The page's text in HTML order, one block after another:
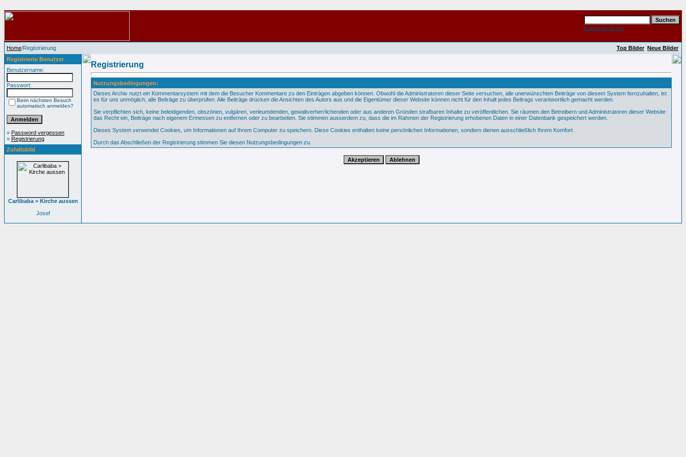
Erweiterte Suche
Home/Registrierung Top Bilder Neue Bilder
Registrierte Benutzer
Benutzername:
Passwort:
Beim nächsten Besuch
automatisch anmelden?
» Password vergessen
» Registrierung
Zufallsbild
Carlibaba > Kirche aussen
Josef
Registrierung
Nutzungsbedingungen:
Dieses Archiv nutzt ein Kommentarsystem mit dem die Besucher Kommentare zu den Einträgen abgeben können. Obwohl die Administratoren dieser Seite versuchen, alle unerwünschten Beiträge von diesem System fernzuhalten, ist
es für uns unmöglich, alle Beiträge zu überprüfen. Alle Beiträge drücken die Ansichten des Autors aus und die Eigentümer dieser Website können nicht für den Inhalt jedes Beitrags verantwortlich gemacht werden.
Sie verpflichten sich, keine beleidigenden, obszönen, vulgären, verleumdenden, gewaltverherrlichenden oder aus anderen Gründen strafbaren Inhalte zu veröffentlichen. Sie räumen den Betreibern und Administratoren dieser Website
das Recht ein, Beiträge nach eigenem Ermessen zu entfernen oder zu bearbeiten. Sie stimmen ausserdem zu, dass die im Rahmen der Registrierung erhobenen Daten in einer Datenbank gespeichert werden.
Dieses System verwendet Cookies, um Informationen auf Ihrem Computer zu speichern. Diese Cookies enthalten keine persönlichen Informationen, sondern dienen ausschließlich Ihrem Komfort.
Durch das Abschließen der Registrierung stimmen Sie diesen Nutzungsbedingungen zu.